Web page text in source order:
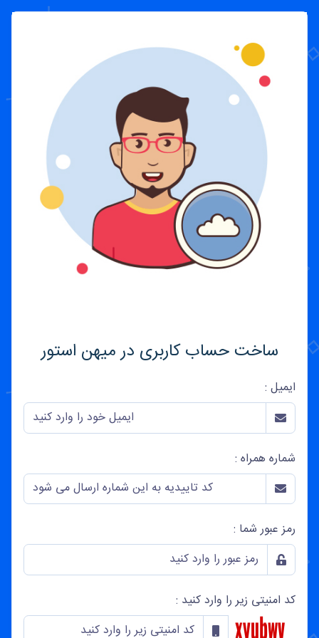
ساخت حساب کاربری در میهن استور
ایمیل :
شماره همراه :
رمز عبور شما :
کد امنیتی زیر را وارد کنید :